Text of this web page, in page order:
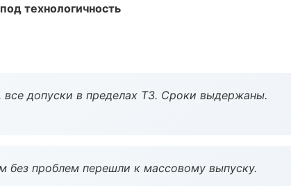
технологичность
допуски в пределах ТЗ. Сроки выдержаны.
без проблем перешли к массовому выпуску.